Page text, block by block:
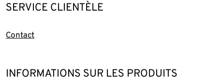
SERVICE CLIENTÈLE
Contact
INFORMATIONS SUR LES PRODUITS